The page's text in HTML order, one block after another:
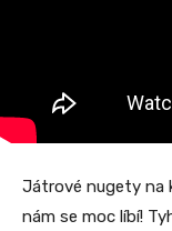
Játrové nugety na
nám se moc líbí!